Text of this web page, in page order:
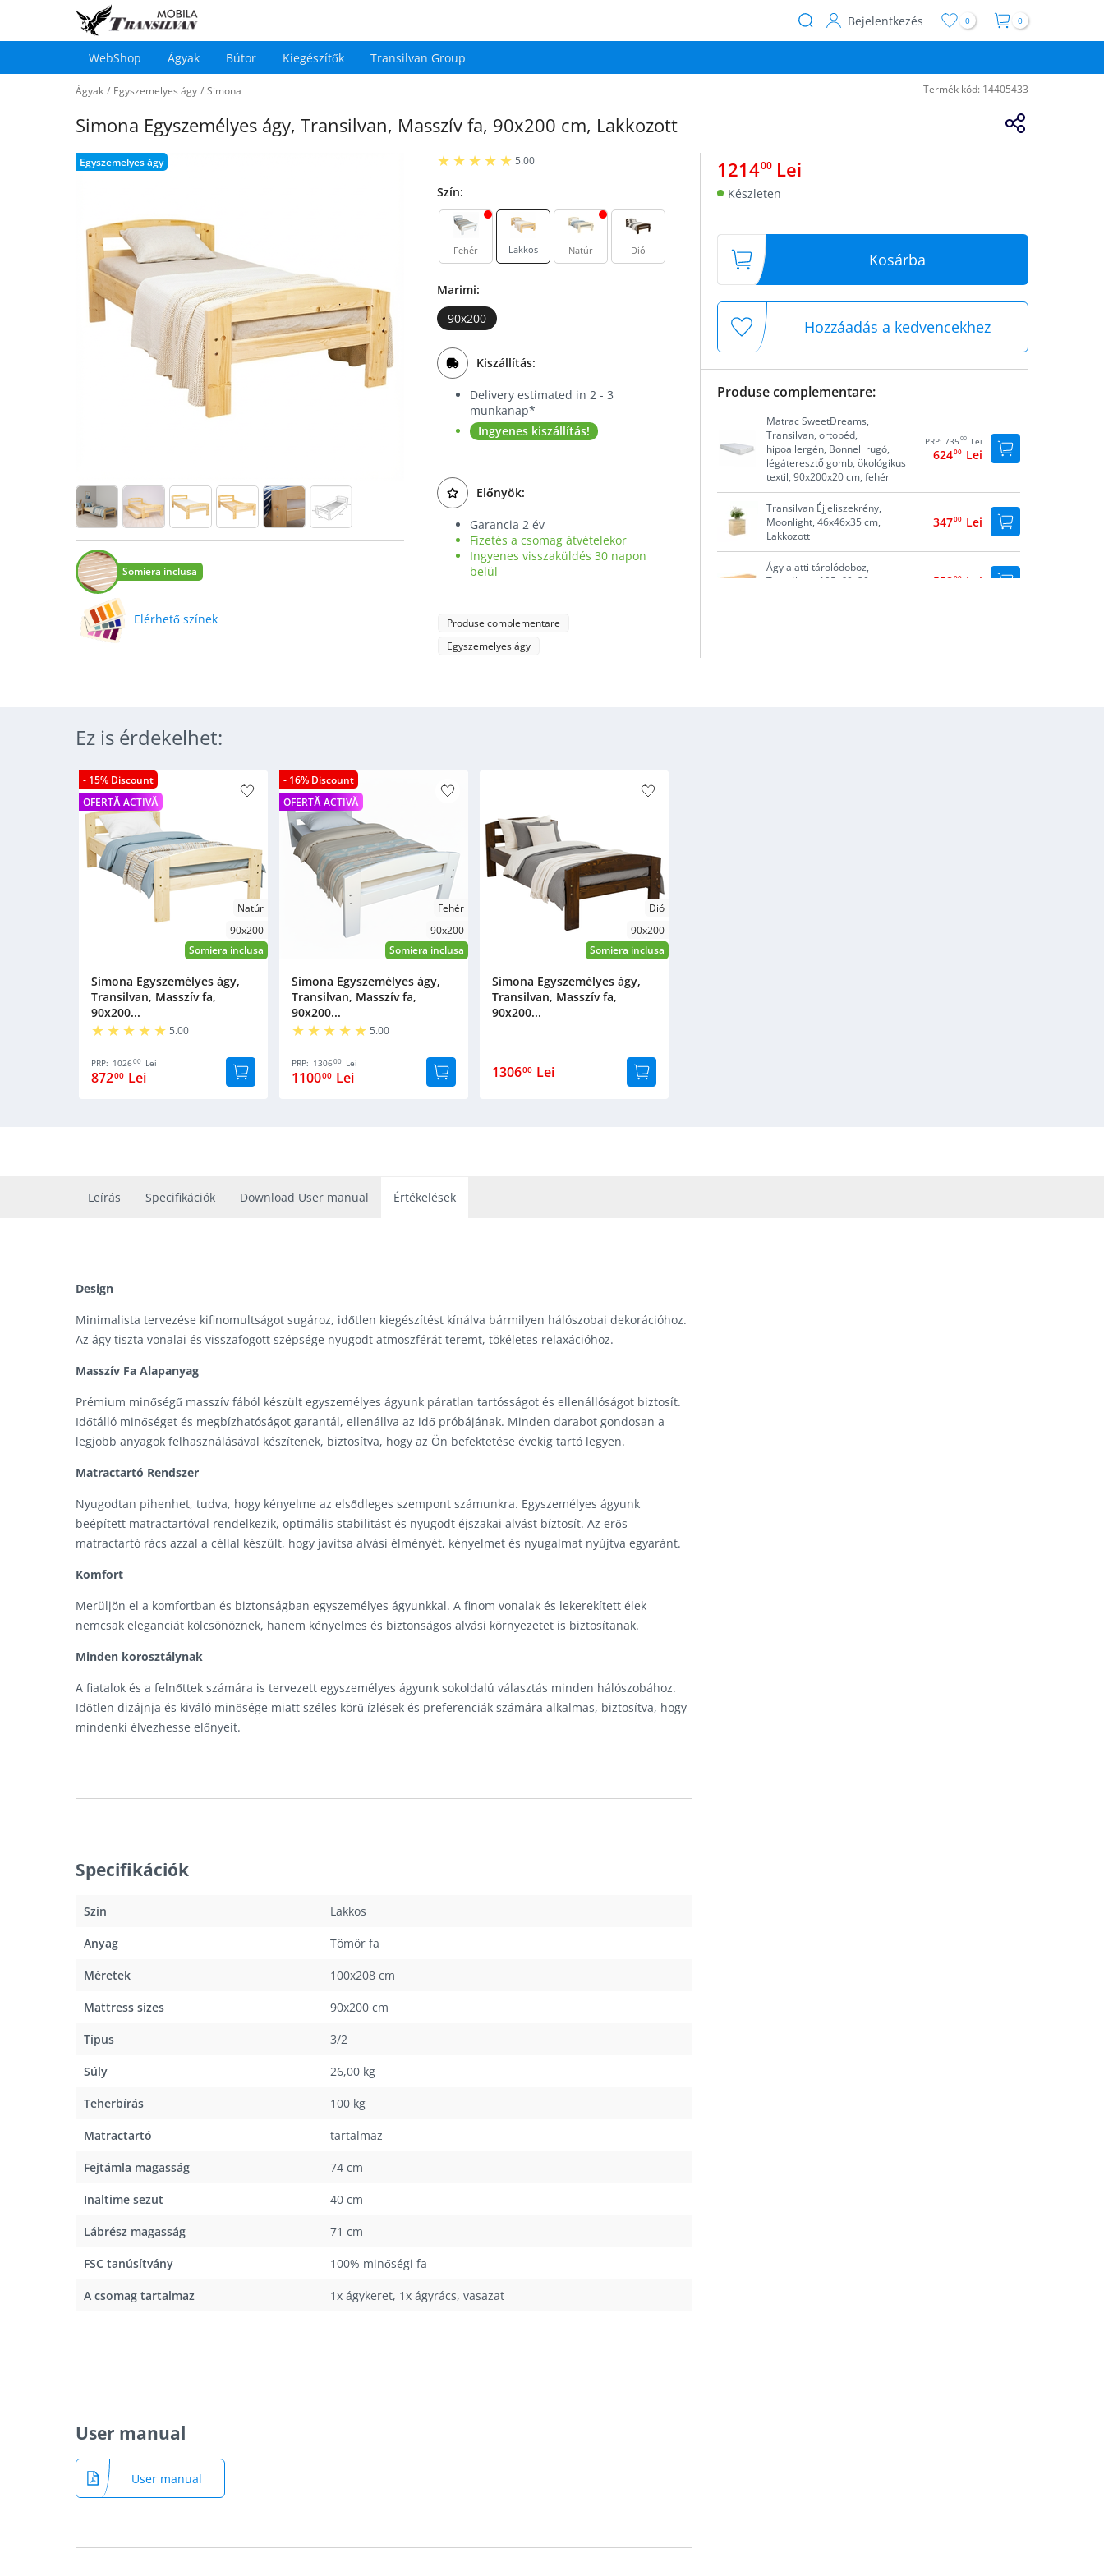
User
Bejelentkezés 0 0
Main
navigation
WebShop Ágyak Bútor Kiegészítők Transilvan Group
Ágyak / Egyszemelyes ágy / Simona Termék kód: 14405433
Simona Egyszemélyes ágy, Transilvan, Masszív fa, 90x200 cm, Lakkozott
Egyszemelyes ágy
Somiera inclusa
Elérhető színek
5.00
Szín:
Fehér Lakkos Natúr Dió
Marimi:
90x200
Kiszállítás:
Delivery estimated in 2 - 3
munkanap*
Ingyenes kiszállítás!
Előnyök:
Garancia 2 év
Fizetés a csomag átvételekor
Ingyenes visszaküldés 30 napon
belül
Produse complementare
Egyszemelyes ágy
121400 Lei
Készleten
Kosárba
Hozzáadás a kedvencekhez
Produse complementare:
Matrac SweetDreams,
Transilvan, ortopéd,
hipoallergén, Bonnell rugó,
légáteresztő gomb, ökológikus
textil, 90x200x20 cm, fehér
PRP: 735 00 Lei
62400 Lei
Transilvan Éjjeliszekrény,
Moonlight, 46x46x35 cm,
Lakkozott
34700 Lei
Ágy alatti tárolódoboz,
Transilvan, 195x60x20 cm,
55800 Lei
Ez is érdekelhet:
- 15% Discount
OFERTĂ ACTIVĂ
Natúr
90x200
Somiera inclusa
Simona Egyszemélyes ágy,
Transilvan, Masszív fa,
90x200...
5.00
PRP: 102600 Lei
87200 Lei
- 16% Discount
OFERTĂ ACTIVĂ
Fehér
90x200
Somiera inclusa
Simona Egyszemélyes ágy,
Transilvan, Masszív fa,
90x200...
5.00
PRP: 130600 Lei
110000 Lei
Dió
90x200
Somiera inclusa
Simona Egyszemélyes ágy,
Transilvan, Masszív fa,
90x200...
130600 Lei
Leírás Specifikációk Download User manual Értékelések
Design
Minimalista tervezése kifinomultságot sugároz, időtlen kiegészítést kínálva bármilyen hálószobai dekorációhoz.
Az ágy tiszta vonalai és visszafogott szépsége nyugodt atmoszférát teremt, tökéletes relaxációhoz.
Masszív Fa Alapanyag
Prémium minőségű masszív fából készült egyszemélyes ágyunk páratlan tartósságot és ellenállóságot biztosít.
Időtálló minőséget és megbízhatóságot garantál, ellenállva az idő próbájának. Minden darabot gondosan a
legjobb anyagok felhasználásával készítenek, biztosítva, hogy az Ön befektetése évekig tartó legyen.
Matractartó Rendszer
Nyugodtan pihenhet, tudva, hogy kényelme az elsődleges szempont számunkra. Egyszemélyes ágyunk
beépített matractartóval rendelkezik, optimális stabilitást és nyugodt éjszakai alvást bíztosít. Az erős
matractartó rács azzal a céllal készült, hogy javítsa alvási élményét, kényelmet és nyugalmat nyújtva egyaránt.
Komfort
Merüljön el a komfortban és biztonságban egyszemélyes ágyunkkal. A finom vonalak és lekerekített élek
nemcsak eleganciát kölcsönöznek, hanem kényelmes és biztonságos alvási környezetet is biztosítanak.
Minden korosztálynak
A fiatalok és a felnőttek számára is tervezett egyszemélyes ágyunk sokoldalú választás minden hálószobához.
Időtlen dizájnja és kiváló minősége miatt széles körű ízlések és preferenciák számára alkalmas, biztosítva, hogy
mindenki élvezhesse előnyeit.
Specifikációk
Szín Lakkos
Anyag Tömör fa
Méretek 100x208 cm
Mattress sizes 90x200 cm
Típus 3/2
Súly 26,00 kg
Teherbírás 100 kg
Matractartó tartalmaz
Fejtámla magasság 74 cm
Inaltime sezut 40 cm
Lábrész magasság 71 cm
FSC tanúsítvány 100% minőségi fa
A csomag tartalmaz 1x ágykeret, 1x ágyrács, vasazat
User manual
User manual